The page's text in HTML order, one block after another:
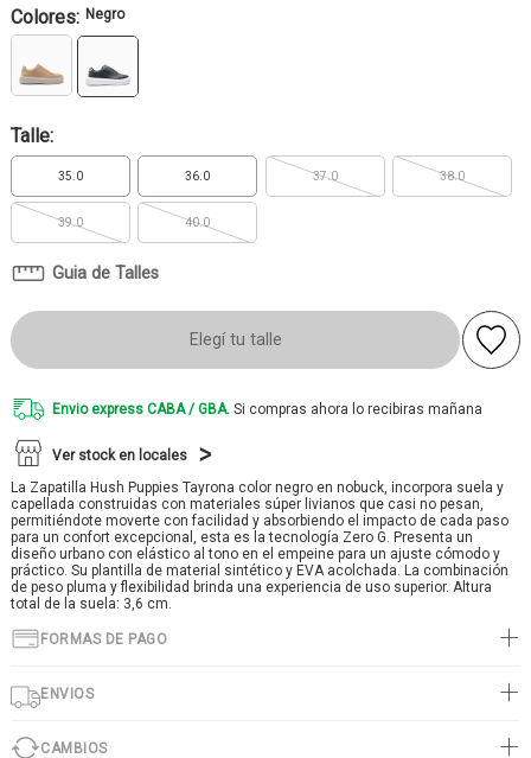
Colores: Negro
Talle:
35.0 36.0 37.0 38.0
39.0 40.0
Guia de Talles
Elegí tu talle
Envio express CABA / GBA. Si compras ahora lo recibiras mañana
Ver stock en locales
La Zapatilla Hush Puppies Tayrona color negro en nobuck, incorpora suela y
capellada construidas con materiales súper livianos que casi no pesan,
permitiéndote moverte con facilidad y absorbiendo el impacto de cada paso
para un confort excepcional, esta es la tecnología Zero G. Presenta un
diseño urbano con elástico al tono en el empeine para un ajuste cómodo y
práctico. Su plantilla de material sintético y EVA acolchada. La combinación
de peso pluma y flexibilidad brinda una experiencia de uso superior. Altura
total de la suela: 3,6 cm.
FORMAS DE PAGO
ENVIOS
CAMBIOS